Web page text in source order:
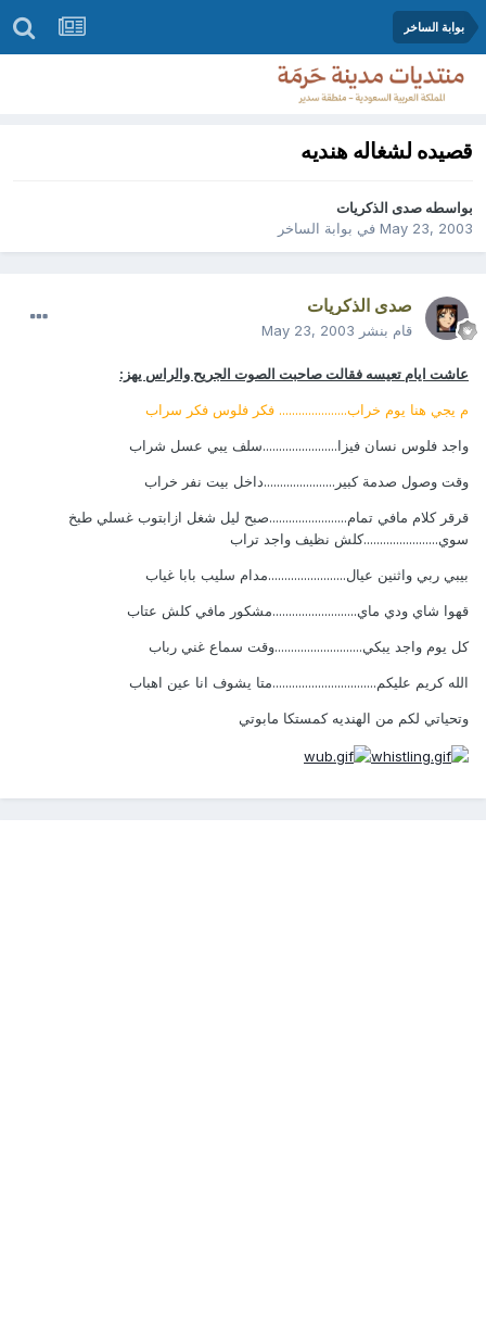
بوابة الساخر
قصيده لشغاله هنديه
بواسطه صدى الذكريات
May 23, 2003في بوابة الساخر
صدى الذكريات
قام بنشر May 23, 2003
عاشت ايام تعيسه فقالت صاحبت الصوت الجريح والراس يهز:
م يجي هنا يوم خراب..................... فكر فلوس فكر سراب
واجد فلوس نسان فيزا.......................سلف يبي عسل شراب
وقت وصول صدمة كبير......................داخل بيت نفر خراب
قرقر كلام مافي تمام........................صبح ليل شغل ازابتوب غسلي طبخ
سوي.......................كلش نظيف واجد تراب
بيبي ربي واثنين عيال........................مدام سليب بابا غياب
قهوا شاي ودي ماي..........................مشكور مافي كلش عتاب
كل يوم واجد يبكي...........................وقت سماع غني رباب
الله كريم عليكم................................متا يشوف انا عين اهباب
وتحياتي لكم من الهنديه كمستكا مابوتي